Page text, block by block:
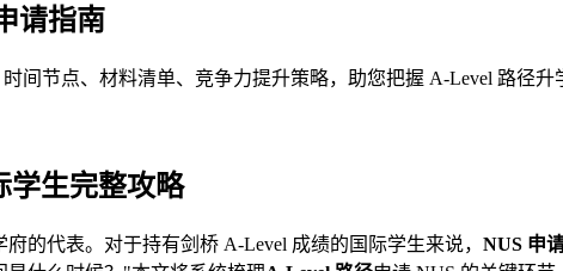
请指南
间节点、材料清单、竞争力提升策略，助您把握 A-Level 路径升
学生完整攻略
的代表。对于持有剑桥 A-Level 成绩的国际学生来说， NUS 申